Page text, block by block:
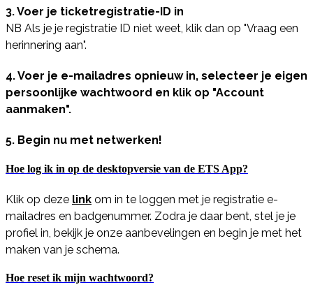
3. Voer je ticketregistratie-ID in
NB Als je je registratie ID niet weet, klik dan op "Vraag een
herinnering aan".
4. Voer je e-mailadres opnieuw in, selecteer je eigen
persoonlijke wachtwoord en klik op "Account
aanmaken".
5. Begin nu met netwerken!
Hoe log ik in op de desktopversie van de ETS App?
Klik op deze link om in te loggen met je registratie e-
mailadres en badgenummer. Zodra je daar bent, stel je je
profiel in, bekijk je onze aanbevelingen en begin je met het
maken van je schema.
Hoe reset ik mijn wachtwoord?